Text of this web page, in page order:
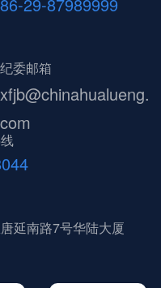
纪委邮箱
xfjb@chinahualueng.
com
延南路7号华陆大厦